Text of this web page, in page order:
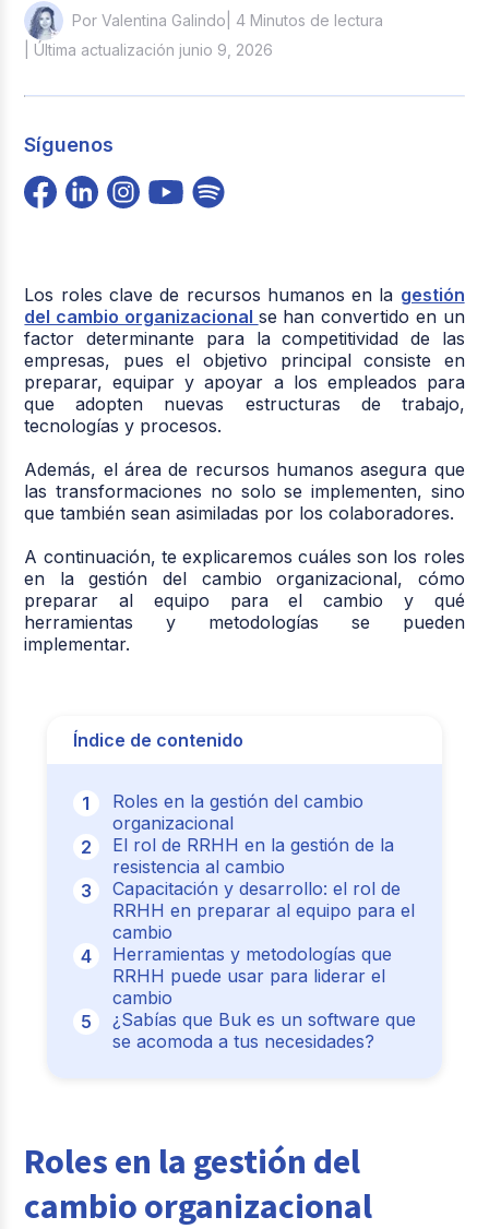
Por Valentina Galindo | 4 Minutos de lectura
| Última actualización junio 9, 2026
Síguenos
Los roles clave de recursos humanos en la gestión
del cambio organizacional se han convertido en un
factor determinante para la competitividad de las
empresas, pues el objetivo principal consiste en
preparar, equipar y apoyar a los empleados para
que adopten nuevas estructuras de trabajo,
tecnologías y procesos.
Además, el área de recursos humanos asegura que
las transformaciones no solo se implementen, sino
que también sean asimiladas por los colaboradores.
A continuación, te explicaremos cuáles son los roles
en la gestión del cambio organizacional, cómo
preparar al equipo para el cambio y qué
herramientas y metodologías se pueden
implementar.
Índice de contenido
Roles en la gestión del cambio
organizacional
El rol de RRHH en la gestión de la
resistencia al cambio
Capacitación y desarrollo: el rol de
RRHH en preparar al equipo para el
cambio
Herramientas y metodologías que
RRHH puede usar para liderar el
cambio
¿Sabías que Buk es un software que
se acomoda a tus necesidades?
Roles en la gestión del
cambio organizacional